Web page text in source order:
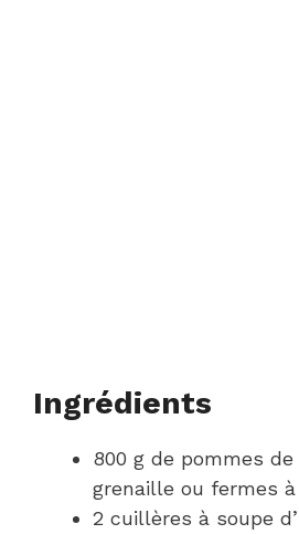
Ingrédients
800 g de pommes
grenaille ou fermes
2 cuillères à soupe